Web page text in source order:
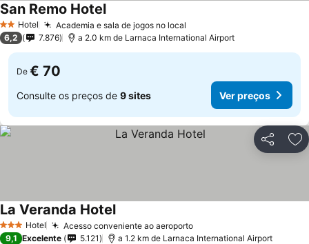
2 Estrelas
Hotel Academia e sala de jogos no local
San Remo HotelVer preços
6,2 7.876 a 2.0 km de Larnaca International Airport
De € 70
Consulte os preços de 9 sites Ver preços
Partilhar
3 EstrelasHotel Acesso conveniente ao aeroportoVer preços
La Veranda HotelVer preços
9,1 Excelente 5.121 a 1.2 km de Larnaca International Airport